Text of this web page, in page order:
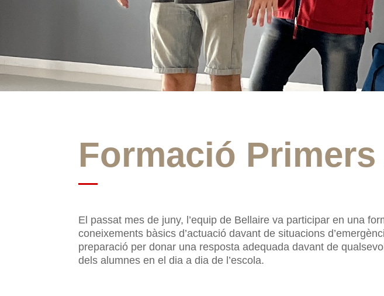
Formació
El passat mes de juny, l’equip de Bellaire va participar en una
coneixements bàsics d’actuació davant de situacions
preparació per donar una resposta adequada davant de
dels alumnes en el dia a dia de l’escola.